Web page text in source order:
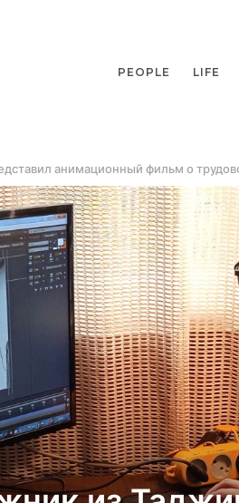
PEOPLE LIFE
анимационный фильм о